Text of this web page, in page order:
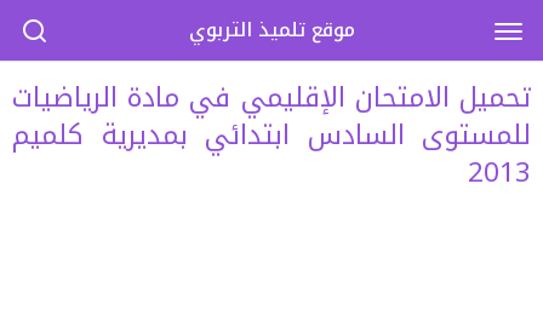
تحميل الامتحان الإقليمي في مادة الرياضيات
للمستوى السادس ابتدائي بمديرية كلميم
2013
موقع تلميذ التربوي